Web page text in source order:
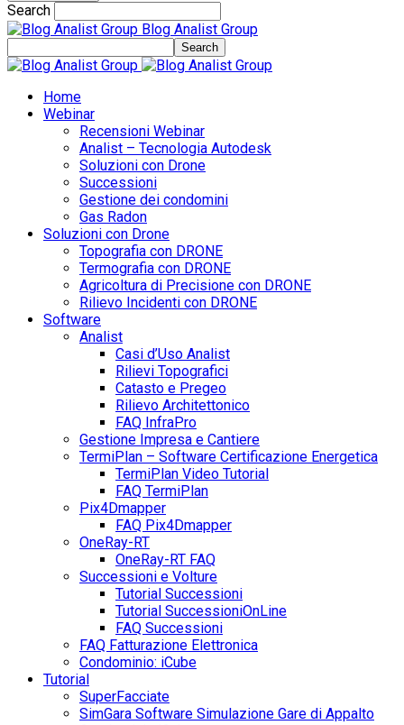
Search
Blog Analist Group
Home
Webinar
Recensioni Webinar
Analist – Tecnologia Autodesk
Soluzioni con Drone
Successioni
Gestione dei condomini
Gas Radon
Soluzioni con Drone
Topografia con DRONE
Termografia con DRONE
Agricoltura di Precisione con DRONE
Rilievo Incidenti con DRONE
Software
Analist
Casi d’Uso Analist
Rilievi Topografici
Catasto e Pregeo
Rilievo Architettonico
FAQ InfraPro
Gestione Impresa e Cantiere
TermiPlan – Software Certificazione Energetica
TermiPlan Video Tutorial
FAQ TermiPlan
Pix4Dmapper
FAQ Pix4Dmapper
OneRay-RT
OneRay-RT FAQ
Successioni e Volture
Tutorial Successioni
Tutorial SuccessioniOnLine
FAQ Successioni
FAQ Fatturazione Elettronica
Condominio: iCube
Tutorial
SuperFacciate
SimGara Software Simulazione Gare di Appalto